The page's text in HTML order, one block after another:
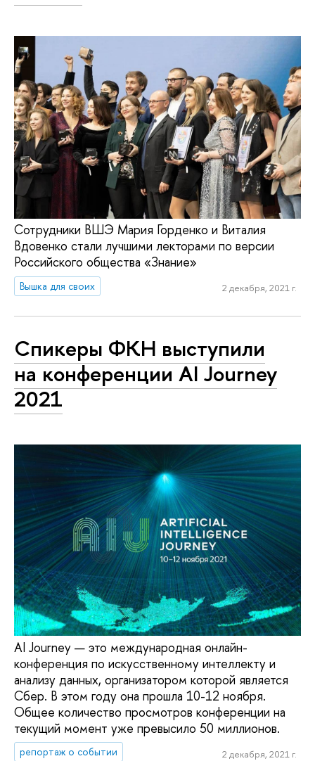
Сотрудники ВШЭ Мария Горденко и Виталия
Вдовенко стали лучшими лекторами по версии
Российского общества «Знание»
Вышка для своих 2 декабря, 2021 г.
Спикеры ФКН выступили
на конференции AI Journey
2021
AI Journey — это международная онлайн-
конференция по искусственному интеллекту и
анализу данных, организатором которой является
Сбер. В этом году она прошла 10-12 ноября.
Общее количество просмотров конференции на
текущий момент уже превысило 50 миллионов.
репортаж о событии 2 декабря, 2021 г.